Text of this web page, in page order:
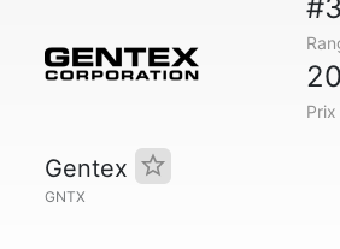
Gentex
GNTX